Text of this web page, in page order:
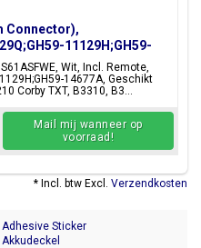
Connector),
11129H;GH59-
Wit, Incl. Remote,
14677A, Geschikt
Corby TXT, B3310, B3...
Mail mij wanneer op
voorraad!
* Incl. btw Excl. Verzendkosten
Adhesive Sticker
Akkudeckel